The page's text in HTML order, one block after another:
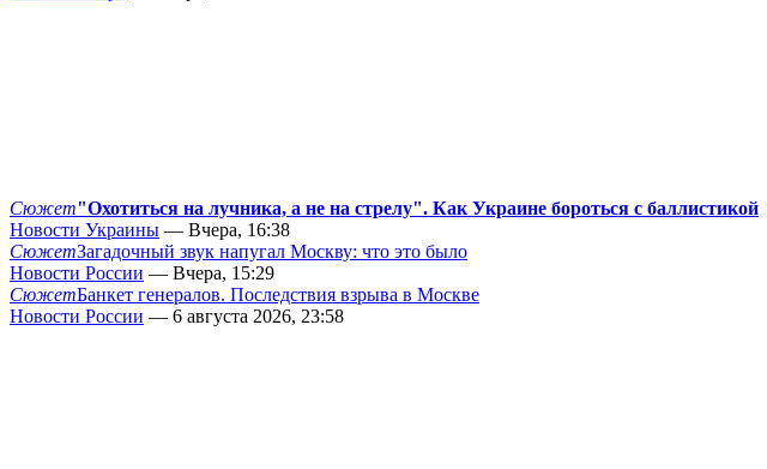
Сюжет"Охотиться на лучника, а не на стрелу". Как Украине бороться с баллистикой
Новости Украины — Вчера, 16:38
СюжетЗагадочный звук напугал Москву: что это было
Новости России — Вчера, 15:29
СюжетБанкет генералов. Последствия взрыва в Москве
Новости России — 6 августа 2026, 23:58